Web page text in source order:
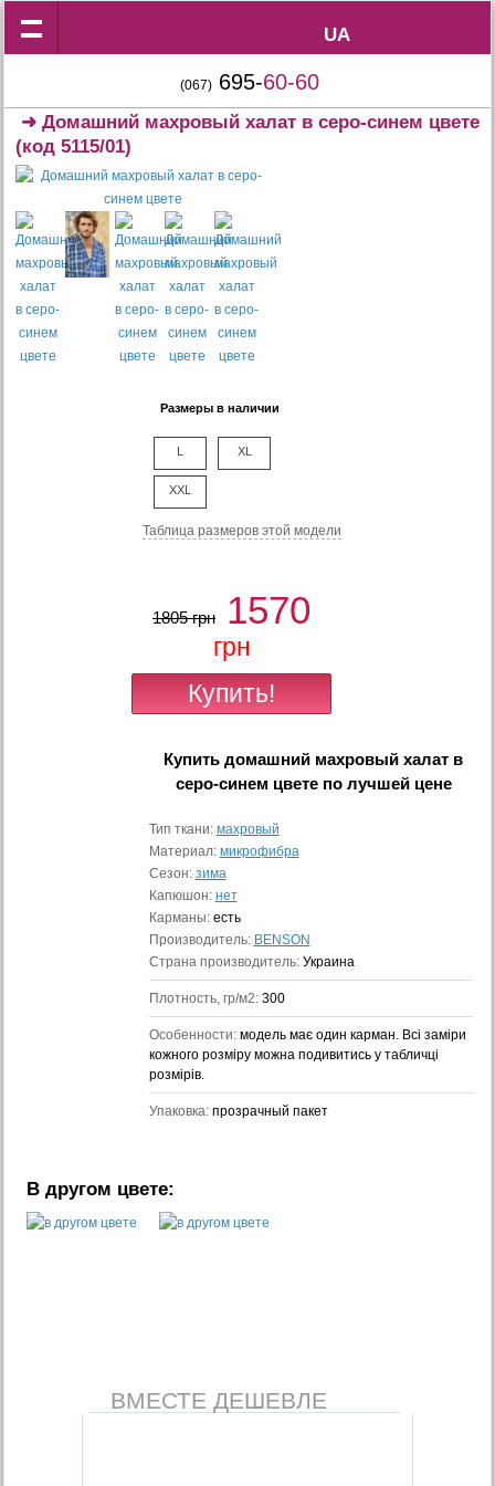
UA
UA
(067) 695-60-60
➜Домашний махровый халат в серо-синем цвете
(код 5115/01)
Размеры в наличии
L XL
XXL
Таблица размеров этой модели
1805 грн 1570
грн
Купитьдомашний махровый халат в
серо-синем цветепо лучшей цене
Тип ткани: махровый
Материал: микрофибра
Сезон: зима
Капюшон: нет
Карманы: есть
Производитель: BENSON
Страна производитель: Украина
Плотность, гр/м2: 300
Особенности: модель має один карман. Всі заміри
кожного розміру можна подивитись у табличці
розмірів.
Упаковка: прозрачный пакет
В другом цвете:
ВМЕСТЕ ДЕШЕВЛЕ